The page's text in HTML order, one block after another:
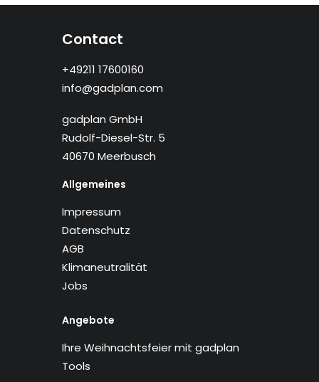
Contact
+49211 17600160
info@gadplan.com
gadplan GmbH
Rudolf-Diesel-Str. 5
40670 Meerbusch
Allgemeines
Impressum
Datenschutz
AGB
Klimaneutralität
Jobs
Angebote
Ihre Weihnachtsfeier mit gadplan
Tools